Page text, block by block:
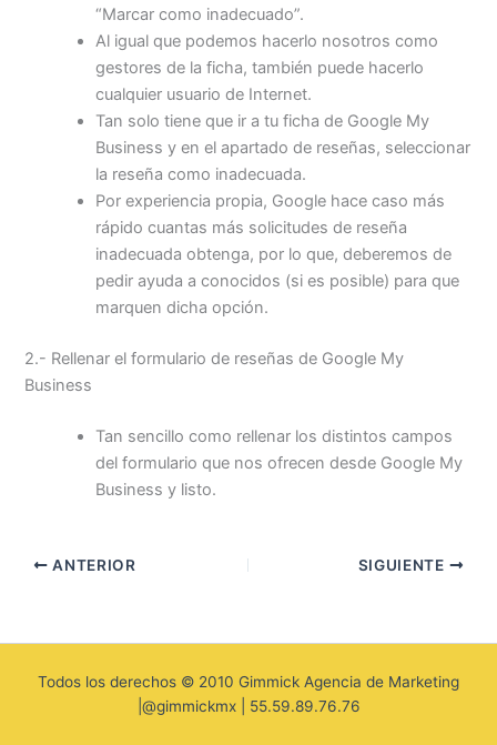
“Marcar como inadecuado”.
Al igual que podemos hacerlo nosotros como
gestores de la ficha, también puede hacerlo
cualquier usuario de Internet.
Tan solo tiene que ir a tu ficha de Google My
Business y en el apartado de reseñas, seleccionar
la reseña como inadecuada.
Por experiencia propia, Google hace caso más
rápido cuantas más solicitudes de reseña
inadecuada obtenga, por lo que, deberemos de
pedir ayuda a conocidos (si es posible) para que
marquen dicha opción.
2.- Rellenar el formulario de reseñas de Google My
Business
Tan sencillo como rellenar los distintos campos
del formulario que nos ofrecen desde Google My
Business y listo.
ANTERIOR SIGUIENTE
Todos los derechos © 2010 Gimmick Agencia de Marketing
|@gimmickmx | 55.59.89.76.76